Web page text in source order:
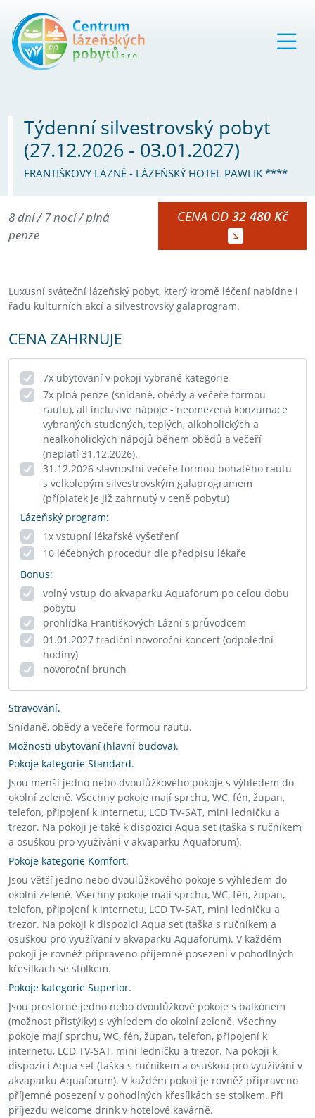
Týdenní silvestrovský pobyt
(27.12.2026 - 03.01.2027)
FRANTIŠKOVY LÁZNĚ - LÁZEŇSKÝ HOTEL PAWLIK ****
8 dní / 7 nocí / plná
penze
CENA OD32 480 Kč
Luxusní sváteční lázeňský pobyt, který kromě léčení nabídne i
řadu kulturních akcí a silvestrovský galaprogram.
CENA ZAHRNUJE
7x ubytování v pokoji vybrané kategorie
7x plná penze (snídaně, obědy a večeře formou
rautu), all inclusive nápoje - neomezená konzumace
vybraných studených, teplých, alkoholických a
nealkoholických nápojů během obědů a večeří
(neplatí 31.12.2026).
31.12.2026 slavnostní večeře formou bohatého rautu
s velkolepým silvestrovským galaprogramem
(příplatek je již zahrnutý v ceně pobytu)
Lázeňský program:
1x vstupní lékařské vyšetření
10 léčebných procedur dle předpisu lékaře
Bonus:
volný vstup do akvaparku Aquaforum po celou dobu
pobytu
prohlídka Františkových Lázní s průvodcem
01.01.2027 tradiční novoroční koncert (odpolední
hodiny)
novoroční brunch
Stravování.
Snídaně, obědy a večeře formou rautu.
Možnosti ubytování (hlavní budova).
Pokoje kategorie Standard.
Jsou menší jedno nebo dvoulůžkového pokoje s výhledem do
okolní zeleně. Všechny pokoje mají sprchu, WC, fén, župan,
telefon, připojení k internetu, LCD TV-SAT, mini ledničku a
trezor. Na pokoji je také k dispozici Aqua set (taška s ručníkem
a osuškou pro využívání v akvaparku Aquaforum).
Pokoje kategorie Komfort.
Jsou větší jedno nebo dvoulůžkového pokoje s výhledem do
okolní zeleně. Všechny pokoje mají sprchu, WC, fén, župan,
telefon, připojení k internetu, LCD TV-SAT, mini ledničku a
trezor. Na pokoji k dispozici Aqua set (taška s ručníkem a
osuškou pro využívání v akvaparku Aquaforum). V každém
pokoji je rovněž připraveno příjemné posezení v pohodlných
křesílkách se stolkem.
Pokoje kategorie Superior.
Jsou prostorné jedno nebo dvoulůžkové pokoje s balkónem
(možnost přistýlky) s výhledem do okolní zeleně. Všechny
pokoje mají sprchu, WC, fén, župan, telefon, připojení k
internetu, LCD TV-SAT, mini ledničku a trezor. Na pokoji k
dispozici Aqua set (taška s ručníkem a osuškou pro využívání v
akvaparku Aquaforum). V každém pokoji je rovněž připraveno
příjemné posezení v pohodlných křesílkách se stolkem. Při
příjezdu welcome drink v hotelové kavárně.